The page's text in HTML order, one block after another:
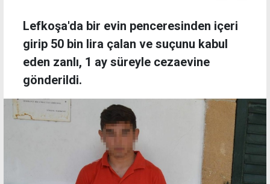
Lefkoşa'da bir evin penceresinden içeri
girip 50 bin lira çalan ve suçunu kabul
eden zanlı, 1 ay süreyle cezaevine
gönderildi.